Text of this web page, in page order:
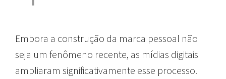
Embora a construção da marca pessoal não
seja um fenômeno recente, as mídias digitais
ampliaram significativamente esse processo.